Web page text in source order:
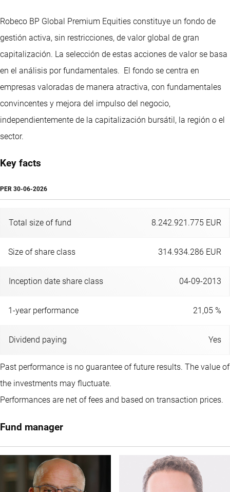
Robeco BP Global Premium Equities constituye un fondo de
gestión activa, sin restricciones, de valor global de gran
capitalización. La selección de estas acciones de valor se basa
en el análisis por fundamentales. El fondo se centra en
empresas valoradas de manera atractiva, con fundamentales
convincentes y mejora del impulso del negocio,
independientemente de la capitalización bursátil, la región o el
sector.
Key facts
PER 30-06-2026
Total size of fund 8.242.921.775 EUR
Size of share class 314.934.286 EUR
Inception date share class 04-09-2013
1-year performance 21,05 %
Dividend paying Yes
Past performance is no guarantee of future results. The value of
the investments may fluctuate.
Performances are net of fees and based on transaction prices.
Fund manager